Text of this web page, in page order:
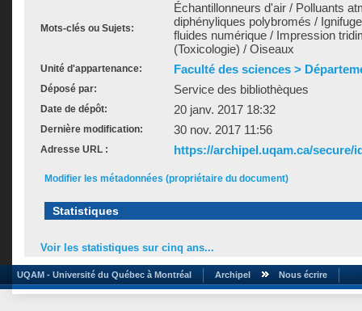
Mots-clés ou Sujets:
Échantillonneurs d'air / Polluants
diphényliques polybromés /
fluides numérique / Impression
(Toxicologie) / Oiseaux
Unité d'appartenance: Faculté des sciences >
Déposé par: Service des bibliothèques
Date de dépôt: 20 janv. 2017 18:32
Dernière modification: 30 nov. 2017 11:56
Adresse URL : https://archipel.uqam.ca/secure/
Modifier les métadonnées (propriétaire du document)
Statistiques
Voir les statistiques sur cinq ans...
UQAM - Université du Québec à Montréal Archipel Nous écrire